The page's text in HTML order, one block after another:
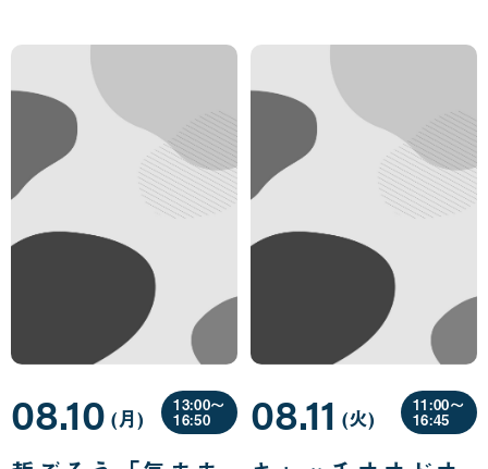
08.10
月
(月曜
日
)
13:00〜
16:50 08.11
月
(火曜
日
)
11:00〜
16:45